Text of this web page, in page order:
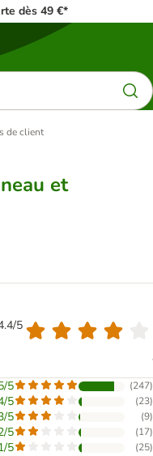
dès 49 €*
de client
et
5
5 (247)
5 (23)
5 (9)
5 (17)
5 (25)